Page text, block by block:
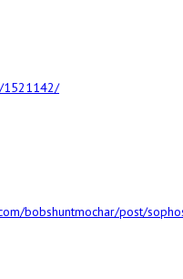
1521142/
bobshuntmochar/post/